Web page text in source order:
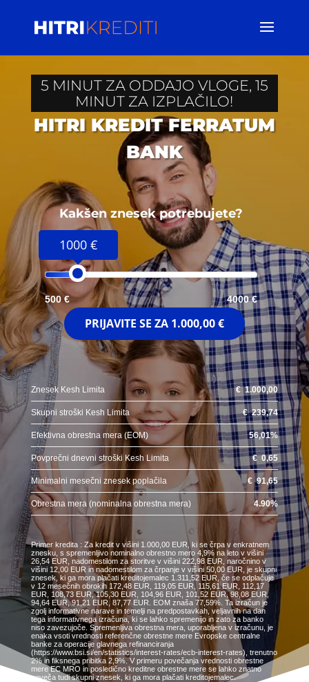
5 MINUT ZA ODDAJO VLOGE, 15
MINUT ZA IZPLAČILO!
HITRI KREDIT FERRATUM
BANK
Kakšen znesek potrebujete?
1000 €
500 € 4000 €
PRIJAVITE SE ZA 1.000,00 €
Znesek Kesh Limita €1.000,00
Skupni stroški Kesh Limita €239,74
Efektivna obrestna mera (EOM) 56,01%
Povprečni dnevni stroški Kesh Limita €0,65
Minimalni mesečni znesek poplačila €91,65
Obrestna mera (nominalna obrestna mera) 4.90%
Primer kredita : Za kredit v višini 1.000,00 EUR, ki se črpa v enkratnem
znesku, s spremenljivo nominalno obrestno mero 4,9% na leto v višini
26,54 EUR, nadomestilom za storitve v višini 222,98 EUR, naročnino v
višini 12,00 EUR in nadomestilom za črpanje v višini 50,00 EUR, je skupni
znesek, ki ga mora plačati kreditojemalec 1.311,52 EUR, če se odplačuje
v 12 mesečnih obrokih 172,48 EUR, 119,05 EUR, 115,61 EUR, 112,17
EUR, 108,73 EUR, 105,30 EUR, 104,96 EUR, 101,52 EUR, 98,08 EUR,
94,64 EUR, 91,21 EUR, 87,77 EUR. EOM znaša 77,59%. Ta izračun je
zgolj informativne narave in temelji na predpostavkah, veljavnih na dan
tega informativnega izračuna, ki se lahko spremenijo in zato za banko
niso zavezujoče. Spremenljiva obrestna mera, uporabljena v izračunu, je
enaka vsoti vrednosti referenčne obrestne mere Evropske centralne
banke za operacije glavnega refinanciranja
(https://www.bsi.si/en/statistics/interest-rates/ecb-interest-rates), trenutno
2% in fiksnega pribitka 2,9%. V primeru povečanja vrednosti obrestne
mere EC MRO in posledično kreditne obrestne mere se lahko znatno
poveča tudi skupni znesek, ki ga mora plačati kreditojemalec.